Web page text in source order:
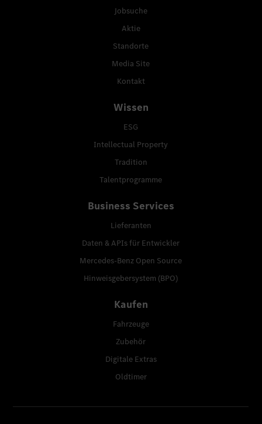
Jobsuche
Aktie
Standorte
Media Site
Kontakt
Wissen
ESG
Intellectual Property
Tradition
Talentprogramme
Business Services
Lieferanten
Daten & APIs für Entwickler
Mercedes-Benz Open Source
Hinweisgebersystem (BPO)
Kaufen
Fahrzeuge
Zubehör
Digitale Extras
Oldtimer